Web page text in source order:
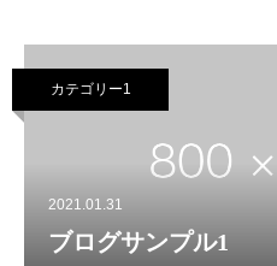
カテゴリー1
2021.01.31
ブログサンプル1